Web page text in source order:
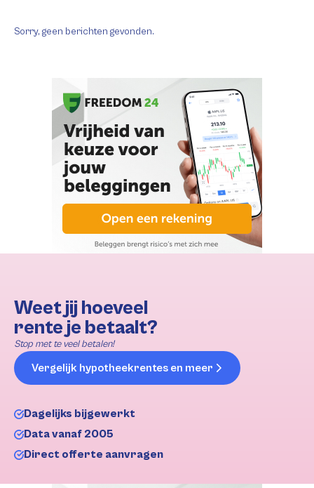
Sorry, geen berichten gevonden.
Weet jij hoeveel
rente je betaalt?
Stop met te veel betalen!
Vergelijk hypotheekrentes en meer
Dagelijks bijgewerkt
Data vanaf 2005
Direct offerte aanvragen